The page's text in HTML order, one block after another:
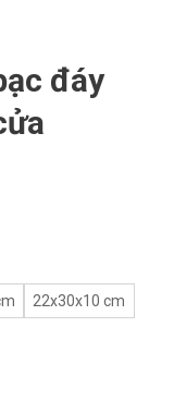
đáy
22x30x10 cm
không cửa sổ(10kg)